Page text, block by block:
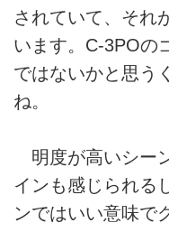
されていて、それ
います。C-3POの
ではないかと思う
ね。
明度が高いシー
インも感じられる
ンではいい意味で